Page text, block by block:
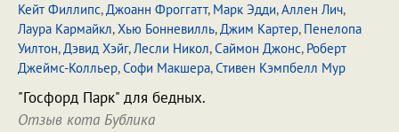
Кейт Филлипс,Джоанн Фроггатт, Марк Эдди,Аллен Лич,
Лаура Кармайкл,Хью Бонневилль,Джим Картер, Пенелопа
Уилтон,Дэвид Хэйг,Лесли Никол,Саймон Джонс, Роберт
Джеймс-Колльер,Софи Макшера,Стивен Кэмпбелл Мур
"Госфорд Парк" для бедных.
Отзыв кота Бублика